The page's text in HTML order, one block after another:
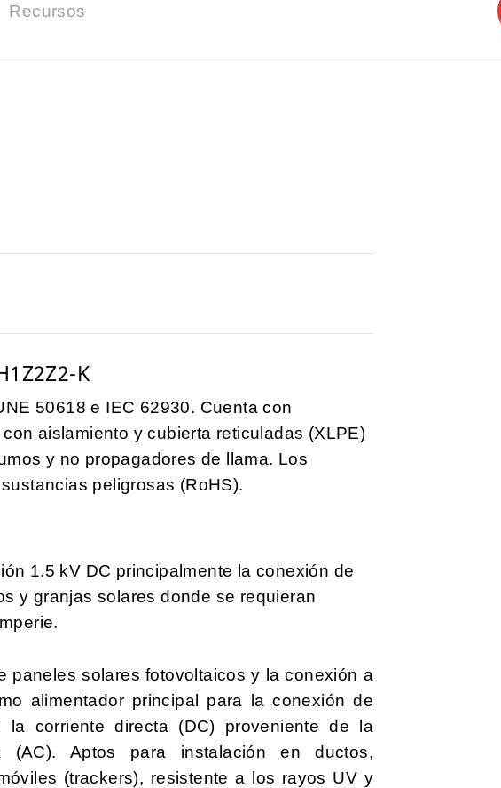
Recursos
K
50618 e IEC 62930. Cuenta con
aislamiento y cubierta reticuladas (XLPE)
y no propagadores de llama. Los
peligrosas (RoHS).
1.5 kV DC principalmente la conexión de
y granjas solares donde se requieran
paneles solares fotovoltaicos y la conexión a
alimentador principal para la conexión de
la corriente directa (DC) proveniente de la
(AC). Aptos para instalación en ductos,
(trackers), resistente a los rayos UV y